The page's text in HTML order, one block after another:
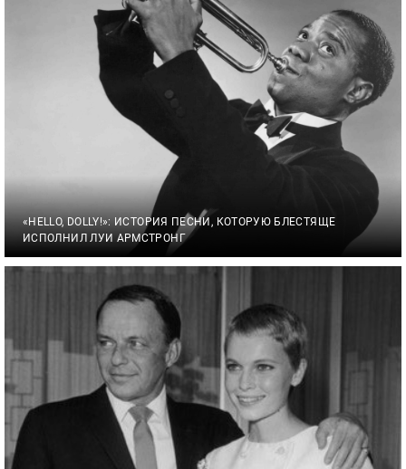
«HELLO, DOLLY!»: ИСТОРИЯ ПЕСНИ, КОТОРУЮ БЛЕСТЯЩЕ
ИСПОЛНИЛ ЛУИ АРМСТРОНГ